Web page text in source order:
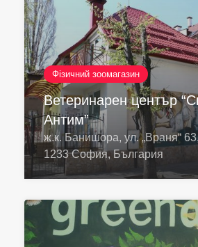
Фізичний зоомагазин
Ветеринарен център
Антим”
ж.к. Банишора, ул. „Враня“ 63,
1233 София, България